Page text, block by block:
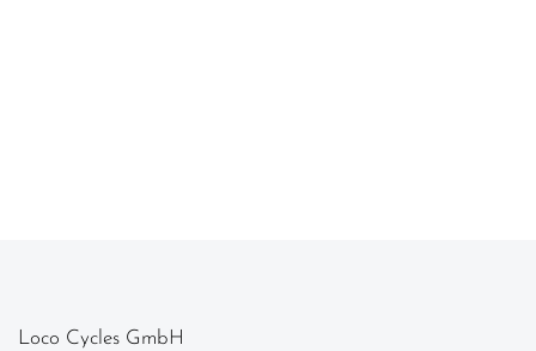
Loco Cycles GmbH